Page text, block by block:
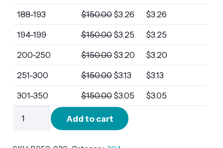
188-193 $150.00 $3.26 $3.26
194-199 $150.00 $3.25 $3.25
200-250 $150.00 $3.20 $3.20
251-300 $150.00 $3.13 $3.13
301-350 $150.00 $3.05 $3.05
030
Add to cart